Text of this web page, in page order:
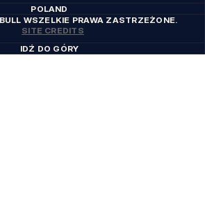
POLAND
WSZELKIE PRAWA ZASTRZEŻONE.
SITE CREDITS
IDŹ DO GÓRY